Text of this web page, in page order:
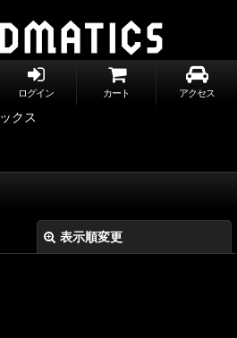
ログイン カート アクセス
表示順変更